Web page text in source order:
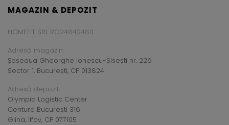
MAGAZIN & DEPOZIT
HOMEFIT SRL RO24842480
Adresă magazin:
Șoseaua Gheorghe Ionescu-Sisești nr. 226
Sector 1, București, CP 013824
Adresă depozit:
Olympia Logistic Center
Centura București 316
Glina, Ilfov, CP 077105